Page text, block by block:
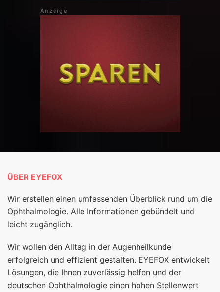
ÜBER EYEFOX
Wir erstellen einen umfassenden Überblick rund um die
Ophthalmologie. Alle Informationen gebündelt und
leicht zugänglich.
Wir wollen den Alltag in der Augenheilkunde
erfolgreich und effizient gestalten. EYEFOX entwickelt
Lösungen, die Ihnen zuverlässig helfen und der
deutschen Ophthalmologie einen hohen Stellenwert